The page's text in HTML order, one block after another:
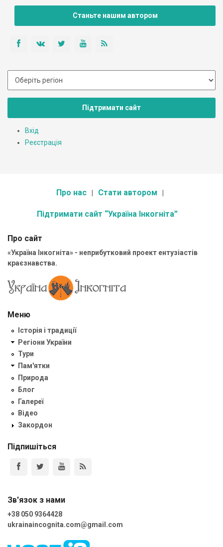
Станьте нашим автором
Підтримати сайт
Вхід
Реєстрація
Про нас Стати автором
Підтримати сайт “Україна Інкогніта”
Про сайт
«Україна Інкогніта» - неприбутковий проект ентузіастів
краєзнавства.
Меню
Історія і традиції
Регіони України
Тури
Пам'ятки
Природа
Блог
Галереї
Відео
Закордон
Підпишіться
Зв'язок з нами
+38 050 9364428
ukrainaincognita.com@gmail.com